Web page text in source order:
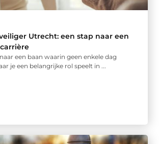
Utrecht: een stap naar een
een baan waarin geen enkele dag
je een belangrijke rol speelt in ...